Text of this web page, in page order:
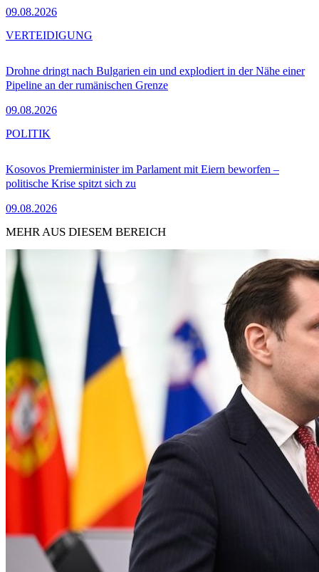
09.08.2026
Drohne dringt nach Bulgarien ein und explodiert in der Nähe einer
Pipeline an der rumänischen Grenze
09.08.2026
VERTEIDIGUNG
Kosovos Premierminister im Parlament mit Eiern beworfen –
politische Krise spitzt sich zu
09.08.2026
POLITIK
MEHR AUS DIESEM BEREICH